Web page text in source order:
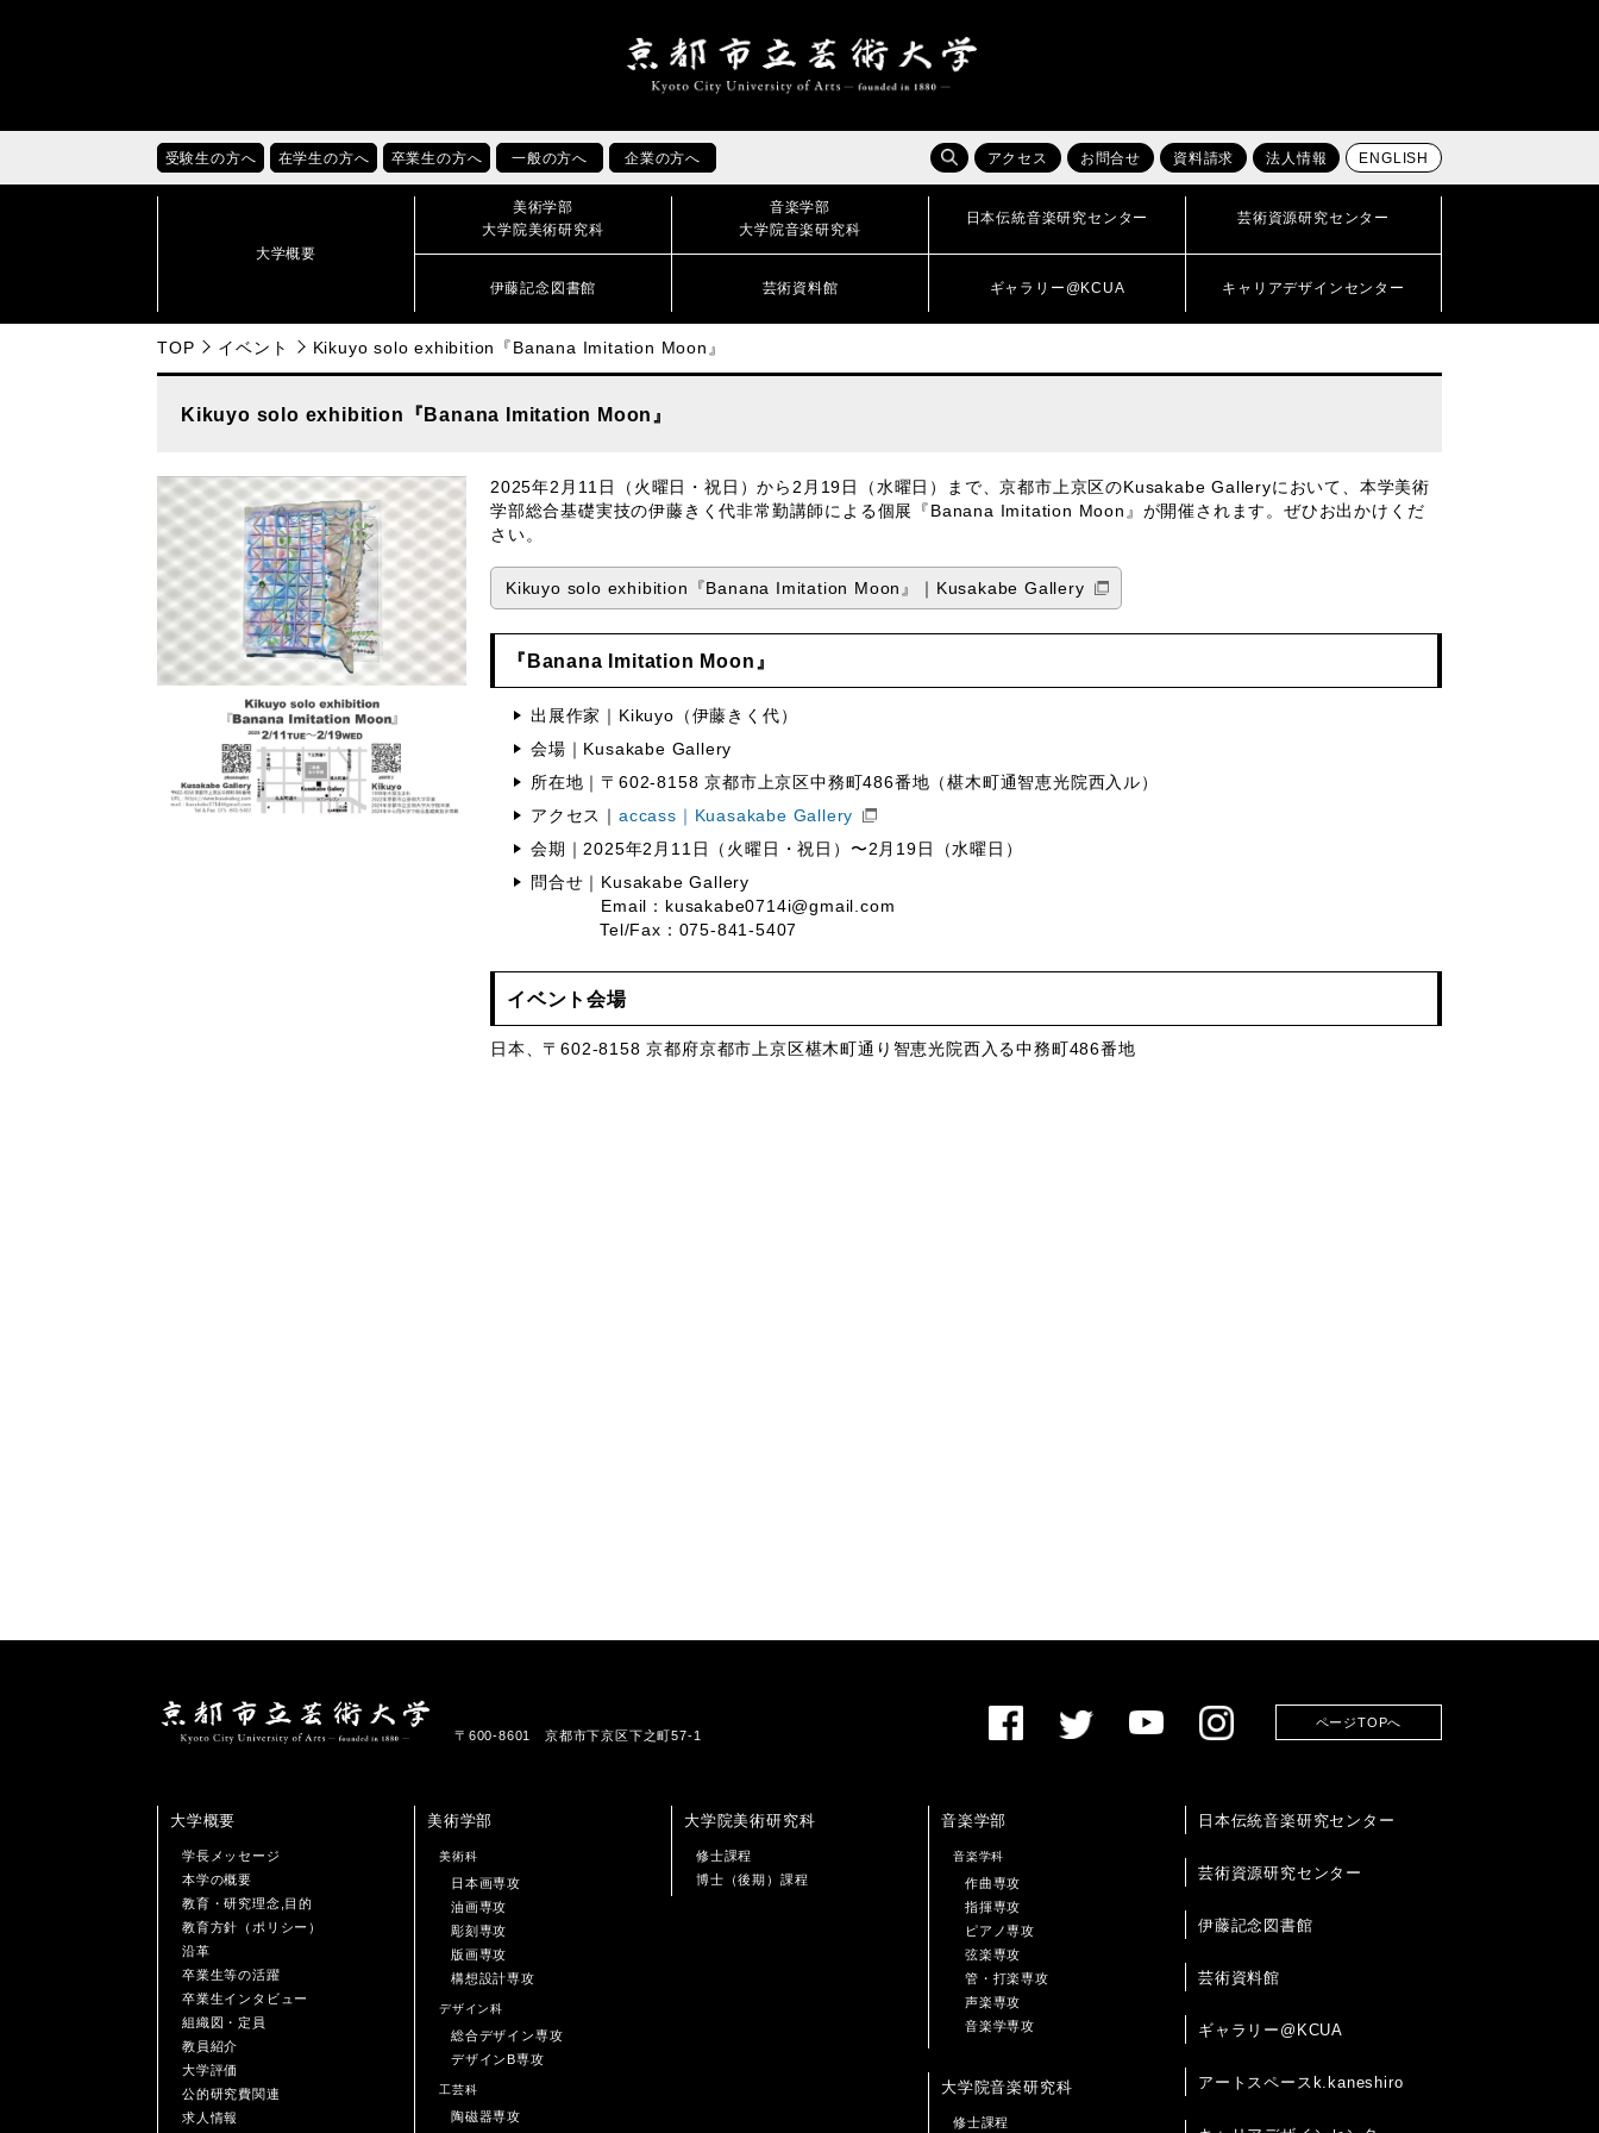
受験生の方へ 在学生の方へ 卒業生の方へ 一般の方へ 企業の方へ アクセス お問合せ 資料請求 法人情報 ENGLISH
大学概要
美術学部
大学院美術研究科
音楽学部
大学院音楽研究科
日本伝統音楽研究センター 芸術資源研究センター
伊藤記念図書館 芸術資料館 ギャラリー@KCUA キャリアデザインセンター
TOP イベント Kikuyo solo exhibition『Banana Imitation Moon』
Kikuyo solo exhibition『Banana Imitation Moon』
2025年2月11日（火曜日・祝日）から2月19日（水曜日）まで、京都市上京区のKusakabe Galleryにおいて、本学美術
学部総合基礎実技の伊藤きく代非常勤講師による個展『Banana Imitation Moon』が開催されます。ぜひお出かけくだ
さい。
Kikuyo solo exhibition『Banana Imitation Moon』｜Kusakabe Gallery
『Banana Imitation Moon』
出展作家｜Kikuyo（伊藤きく代）
会場｜Kusakabe Gallery
所在地｜〒602-8158 京都市上京区中務町486番地（椹木町通智恵光院西入ル）
アクセス｜ accass｜Kuasakabe Gallery
会期｜2025年2月11日（火曜日・祝日）〜2月19日（水曜日）
問合せ｜Kusakabe Gallery
Email：kusakabe0714i@gmail.com
Tel/Fax：075-841-5407
イベント会場
日本、〒602-8158 京都府京都市上京区椹木町通り智恵光院西入る中務町486番地
〒600-8601 京都市下京区下之町57-1
ページTOPへ
大学概要
学長メッセージ
本学の概要
教育・研究理念,目的
教育方針（ポリシー）
沿革
卒業生等の活躍
卒業生インタビュー
組織図・定員
教員紹介
大学評価
公的研究費関連
求人情報
美術学部
美術科
日本画専攻
油画専攻
彫刻専攻
版画専攻
構想設計専攻
デザイン科
総合デザイン専攻
デザインB専攻
工芸科
陶磁器専攻
大学院美術研究科
修士課程
博士（後期）課程
音楽学部
音楽学科
作曲専攻
指揮専攻
ピアノ専攻
弦楽専攻
管・打楽専攻
声楽専攻
音楽学専攻
大学院音楽研究科
修士課程
日本伝統音楽研究センター
芸術資源研究センター
伊藤記念図書館
芸術資料館
ギャラリー@KCUA
アートスペースk.kaneshiro